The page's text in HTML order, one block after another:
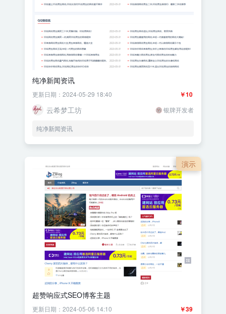
纯净新闻资讯
￥10
更新日期：2024-05-29 18:40
云希梦工坊 银牌开发者
纯净新闻资讯
演示
超赞响应式SEO博客主题
￥39
更新日期：2024-05-06 14:10